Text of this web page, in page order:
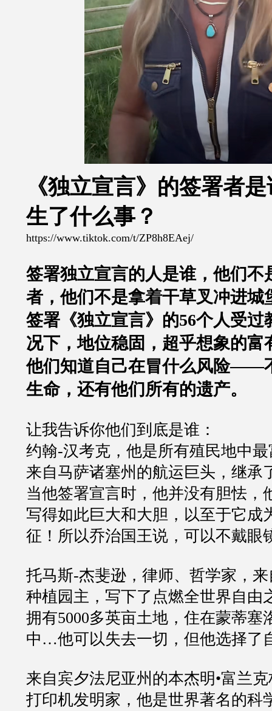
《独立宣言》的签署者
生了什么事？
https://www.tiktok.com/t/ZP8h8EAej/
签署独立宣言的人是谁，他们不
者，他们不是拿着干草叉冲进城
签署《独立宣言》的56个人受过
况下，地位稳固，超乎想象的
他们知道自己在冒什么风险——
生命，还有他们所有的遗产。
让我告诉你他们到底是谁：
约翰-汉考克，他是所有殖民地中
来自马萨诸塞州的航运巨头，继承
当他签署宣言时，他并没有胆怯，
写得如此巨大和大胆，以至于它成
征！所以乔治国王说，可以不戴眼
托马斯-杰斐逊，律师、哲学家，
种植园主，写下了点燃全世界自由
拥有5000多英亩土地，住在蒙蒂塞
中…他可以失去一切，但他选择了
来自宾夕法尼亚州的本杰明•富兰
打印机发明家，他是世界著名的科